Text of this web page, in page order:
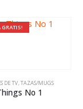
GRATIS!
DE TV,TAZAS/MUGS
No 1